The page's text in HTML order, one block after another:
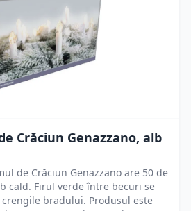
Crăciun Genazzano, alb
de Crăciun Genazzano are 50 de
cald. Firul verde între becuri se
bradului. Produsul este